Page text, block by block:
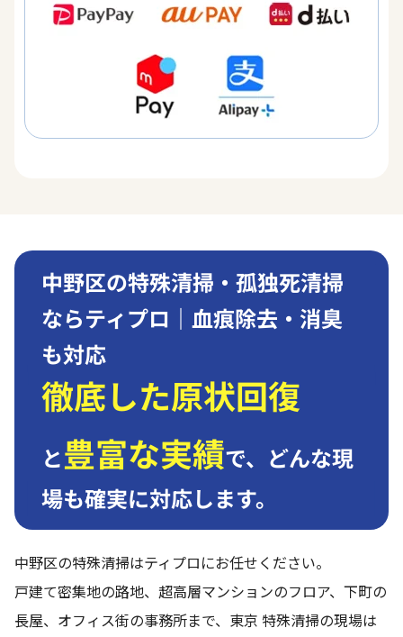
中野区の特殊清掃・孤独死清掃
ならティプロ｜血痕除去・消臭
も対応
徹底した原状回復
と豊富な実績で、 どんな現
場も確実に対応します。
中野区の特殊清掃はティプロにお任せください。
戸建て密集地の路地、超高層マンションのフロア、下町の
長屋、オフィス街の事務所まで、東京 特殊清掃の現場は